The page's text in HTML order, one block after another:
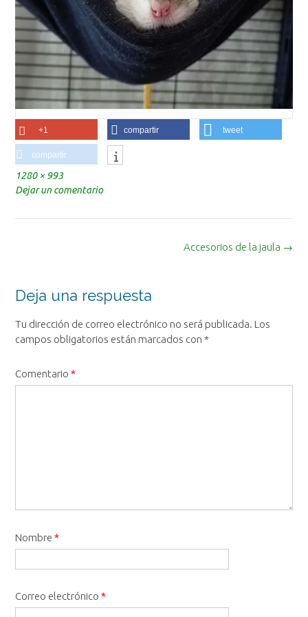
+1 compartir tweet
compartir
Tamaño
completo
1280 × 993
Dejar un comentario
entrada
Accesorios de la jaula →
Deja una respuesta
Tu dirección de correo electrónico no será publicada. Los
campos obligatorios están marcados con *
Comentario *
Nombre *
Correo electrónico *